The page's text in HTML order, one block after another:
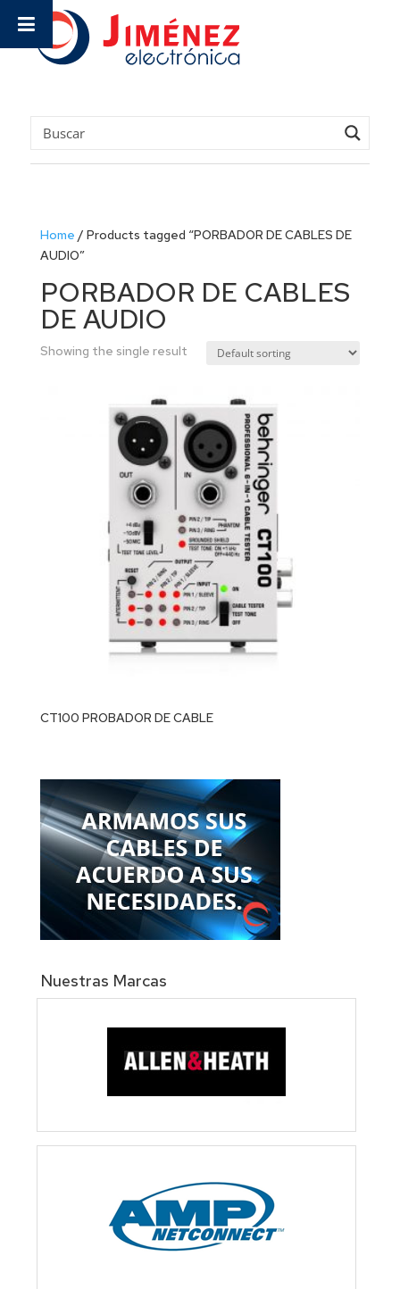
Home / Products tagged “PORBADOR DE CABLES DE
AUDIO”
PORBADOR DE CABLES
DE AUDIO
Showing the single result
CT100 PROBADOR DE CABLE
Nuestras Marcas